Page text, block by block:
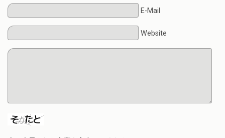
E-Mail
Website